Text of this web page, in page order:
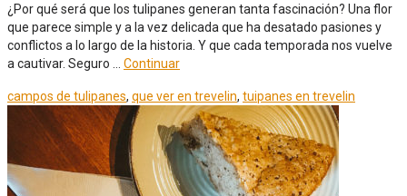
¿Por qué será que los tulipanes generan tanta fascinación? Una flor
que parece simple y a la vez delicada que ha desatado pasiones y
conflictos a lo largo de la historia. Y que cada temporada nos vuelve
a cautivar. Seguro … Continuar
campos de tulipanes, que ver en trevelin, tuipanes en trevelin